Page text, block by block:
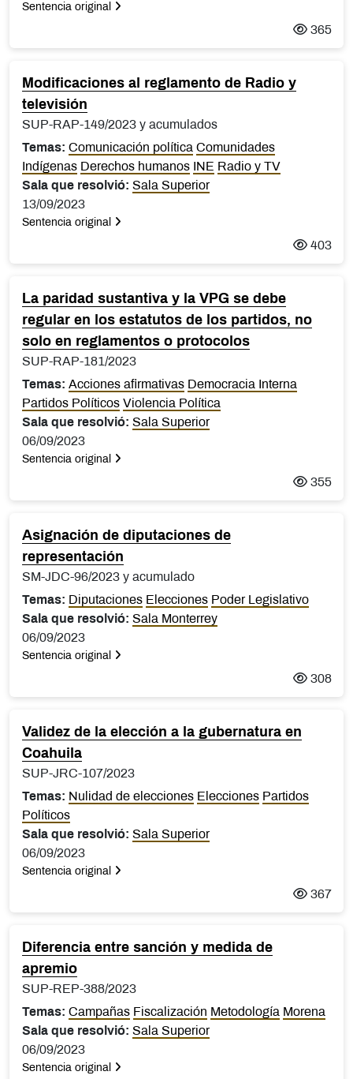
Sentencia original
365
Modificaciones al reglamento de Radio y
televisión
SUP-RAP-149/2023 y acumulados
Temas: Comunicación política Comunidades
Indígenas Derechos humanos INE Radio y TV
Sala que resolvió: Sala Superior
13/09/2023
Sentencia original
403
La paridad sustantiva y la VPG se debe
regular en los estatutos de los partidos, no
solo en reglamentos o protocolos
SUP-RAP-181/2023
Temas: Acciones afirmativas Democracia Interna
Partidos Políticos Violencia Política
Sala que resolvió: Sala Superior
06/09/2023
Sentencia original
355
Asignación de diputaciones de
representación
SM-JDC-96/2023 y acumulado
Temas: Diputaciones Elecciones Poder Legislativo
Sala que resolvió: Sala Monterrey
06/09/2023
Sentencia original
308
Validez de la elección a la gubernatura en
Coahuila
SUP-JRC-107/2023
Temas: Nulidad de elecciones Elecciones Partidos
Políticos
Sala que resolvió: Sala Superior
06/09/2023
Sentencia original
367
Diferencia entre sanción y medida de
apremio
SUP-REP-388/2023
Temas: Campañas Fiscalización Metodología Morena
Sala que resolvió: Sala Superior
06/09/2023
Sentencia original